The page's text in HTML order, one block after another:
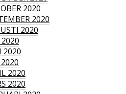
2020
2020
2020
2020
2020
2020
2020